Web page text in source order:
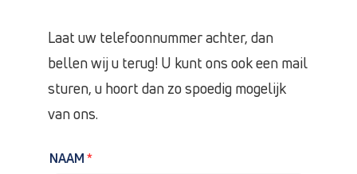
Laat uw telefoonnummer achter, dan
bellen wij u terug! U kunt ons ook een mail
sturen, u hoort dan zo spoedig mogelijk
van ons.
NAAM*